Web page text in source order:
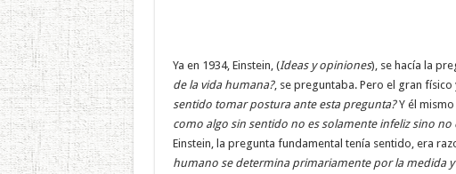
Ya en 1934, Einstein, (Ideas y opiniones), se hacía la
de la vida humana?, se preguntaba. Pero el gran
sentido tomar postura ante esta pregunta?Y él
como algo sin sentido no es solamente infeliz sino no
Einstein, la pregunta fundamental tenía sentido, era
humano se determina primariamente por la medida